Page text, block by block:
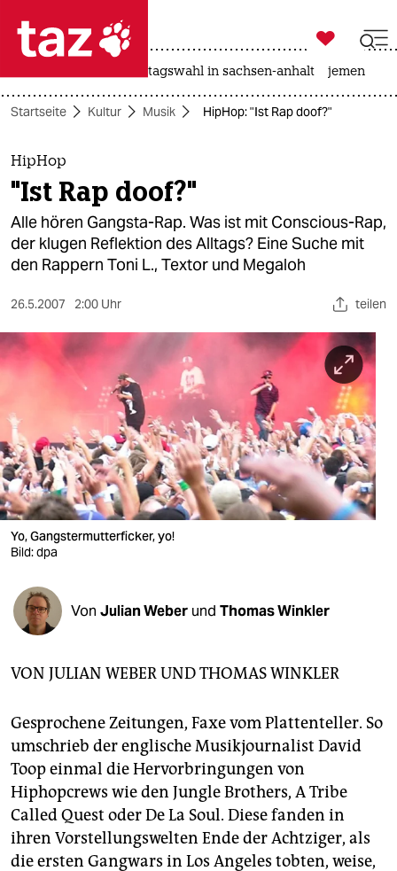
 taz zahl ich
taz zahl ich
themen
politik
öko
gesellschaft
sport
nord
wahrheit
verlag
verlag
veranstaltungen
shop
abo
genossenschaft
epaper login

taz zahl ich
landtagswahl in sachsen-anhalt jemen
Startseite Kultur Musik HipHop: "Ist Rap doof?"
HipHop
"Ist Rap doof?"
Alle hören Gangsta-Rap. Was ist mit Conscious-Rap,
der klugen Reflektion des Alltags? Eine Suche mit
den Rappern Toni L., Textor und Megaloh
26.5.2007 2:00 Uhr teilen
Yo, Gangstermutterficker, yo!
Bild: dpa
Von Julian Weber und Thomas Winkler
VON JULIAN WEBER UND THOMAS WINKLER
Gesprochene Zeitungen, Faxe vom Plattenteller. So
umschrieb der englische Musikjournalist David
Toop einmal die Hervorbringungen von
Hiphopcrews wie den Jungle Brothers, A Tribe
Called Quest oder De La Soul. Diese fanden in
ihren Vorstellungswelten Ende der Achtziger, als
die ersten Gangwars in Los Angeles tobten, weise,